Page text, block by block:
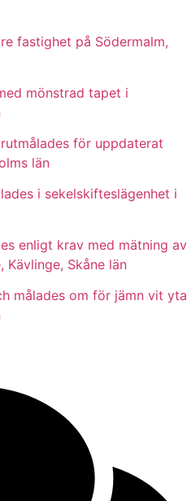
fastighet på Södermalm,
mönstrad tapet i
för uppdaterat
län
i sekelskifteslägenhet i
enligt krav med mätning av
Skåne län
målades om för jämn vit yta